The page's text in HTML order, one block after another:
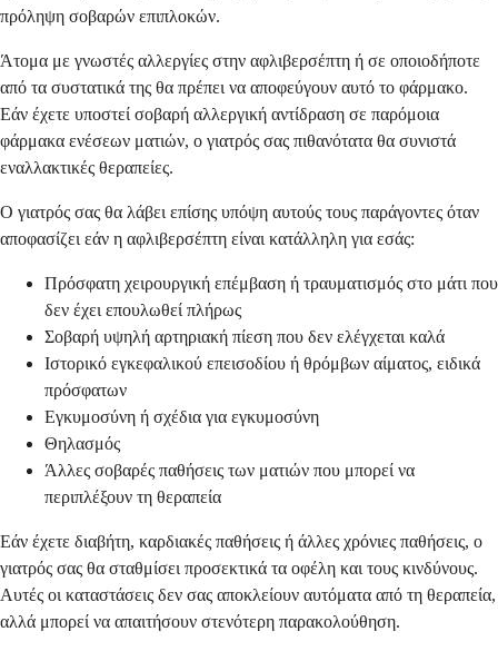
πρόληψη σοβαρών επιπλοκών.
Άτομα με γνωστές αλλεργίες στην αφλιβερσέπτη ή σε οποιοδήποτε
από τα συστατικά της θα πρέπει να αποφεύγουν αυτό το φάρμακο.
Εάν έχετε υποστεί σοβαρή αλλεργική αντίδραση σε παρόμοια
φάρμακα ενέσεων ματιών, ο γιατρός σας πιθανότατα θα συνιστά
εναλλακτικές θεραπείες.
Ο γιατρός σας θα λάβει επίσης υπόψη αυτούς τους παράγοντες όταν
αποφασίζει εάν η αφλιβερσέπτη είναι κατάλληλη για εσάς:
Πρόσφατη χειρουργική επέμβαση ή τραυματισμός στο μάτι που
δεν έχει επουλωθεί πλήρως
Σοβαρή υψηλή αρτηριακή πίεση που δεν ελέγχεται καλά
Ιστορικό εγκεφαλικού επεισοδίου ή θρόμβων αίματος, ειδικά
πρόσφατων
Εγκυμοσύνη ή σχέδια για εγκυμοσύνη
Θηλασμός
Άλλες σοβαρές παθήσεις των ματιών που μπορεί να
περιπλέξουν τη θεραπεία
Εάν έχετε διαβήτη, καρδιακές παθήσεις ή άλλες χρόνιες παθήσεις, ο
γιατρός σας θα σταθμίσει προσεκτικά τα οφέλη και τους κινδύνους.
Αυτές οι καταστάσεις δεν σας αποκλείουν αυτόματα από τη θεραπεία,
αλλά μπορεί να απαιτήσουν στενότερη παρακολούθηση.